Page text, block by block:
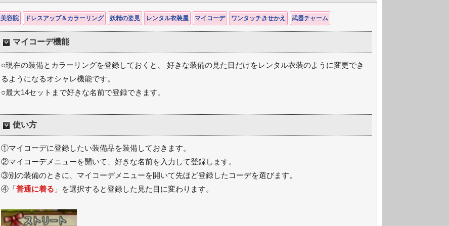
美容院 ドレスアップ＆カラーリング 妖精の姿見 レンタル衣装屋 マイコーデ ワンタッチきせかえ 武器チャーム
マイコーデ機能
○現在の装備とカラーリングを登録しておくと、 好きな装備の見た目だけをレンタル衣装のように変更でき
るようになるオシャレ機能です。
○最大14セットまで好きな名前で登録できます。
使い方
①マイコーデに登録したい装備品を装備しておきます。
②マイコーデメニューを開いて、好きな名前を入力して登録します。
③別の装備のときに、マイコーデメニューを開いて先ほど登録したコーデを選びます。
④「普通に着る 」を選択すると登録した見た目に変わります。